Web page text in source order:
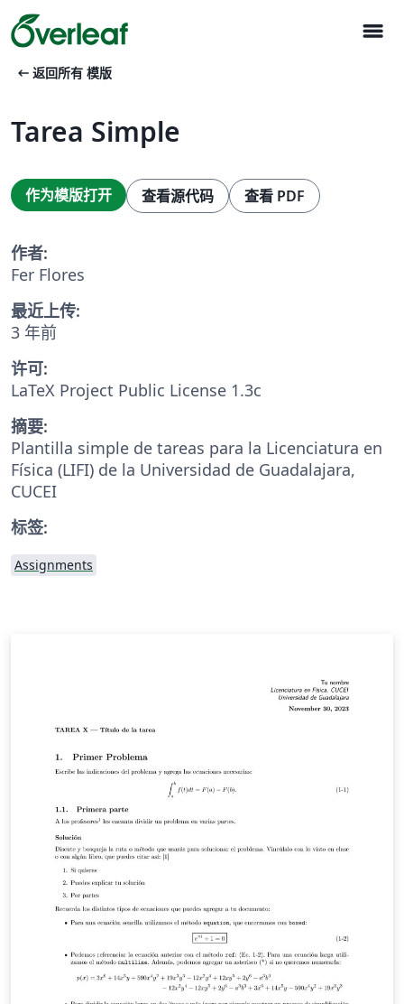
menu
arrow_left_alt 返回所有 模版
Tarea Simple
作为模版打开 查看源代码 查看 PDF
作者:
Fer Flores
最近上传:
3 年前
许可:
LaTeX Project Public License 1.3c
摘要:
Plantilla simple de tareas para la Licenciatura en
Física (LIFI) de la Universidad de Guadalajara,
CUCEI
标签:
Assignments